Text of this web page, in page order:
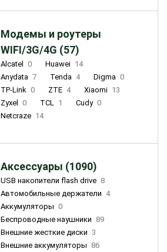
Модемы и роутеры
WIFI/3G/4G (57)
Alcatel 0 Huawei 14
Anydata 7 Tenda 4 Digma 0
TP-Link 0 ZTE 4 Xiaomi 13
Zyxel
0 TCL 1 Cudy 0
Netcraze 14
Аксессуары (1090)
USB накопители flash drive 8
Автомобильные держатели 4
Аккумуляторы 0
Беспроводные наушники 89
Внешние жесткие диски 3
Внешние аккумуляторы 86